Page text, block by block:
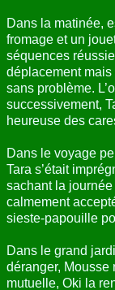
Dans la matinée,
fromage et un
séquences
déplacement
sans problème.
successivement,
heureuse des
Dans le voyage
Tara s’était
sachant la
calmement
sieste-papouille
Dans le grand
déranger, Mousse
mutuelle, Oki la